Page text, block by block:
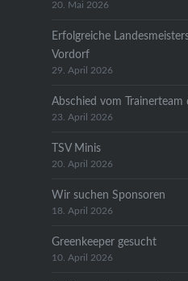
20. Mai 2026
Erfolgreiche
Vordorf
29. April 2026
Abschied vom Trainerteam
23. April 2026
TSV Minis
20. April 2026
Wir suchen Sponsoren
18. April 2026
Greenkeeper gesucht
10. April 2026